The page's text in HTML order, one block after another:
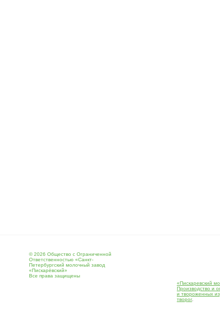
© 2026 Общество с Ограниченной
Ответственностью «Санкт-
Петербургский молочный завод
«Пискарёвский»
Все права защищены
«Пискаревский
Производство и
и твороженных
творог.